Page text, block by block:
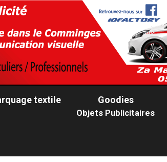
textile Goodies
Objets Publicitaires